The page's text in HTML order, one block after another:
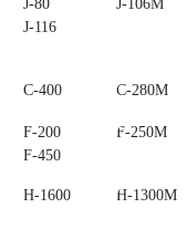
J-80
J-85
J-116
J-106M
C-400 C-450
C-280M
F-200
F-250
F-450
F-250M
H-1600 H-1300M